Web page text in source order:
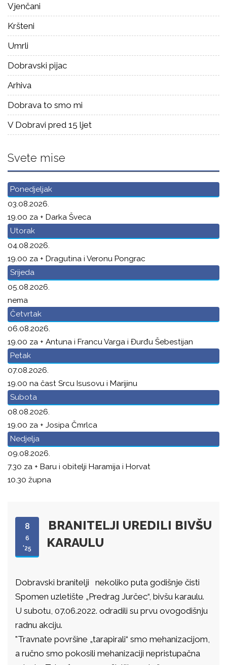
Vjenčani
Kršteni
Umrli
Dobravski pijac
Arhiva
Dobrava to smo mi
V Dobravi pred 15 ljet
Svete mise
Ponedjeljak
03.08.2026.
19.00 za + Darka Šveca
Utorak
04.08.2026.
19.00 za + Dragutina i Veronu Pongrac
Srijeda
05.08.2026.
nema
Četvrtak
06.08.2026.
19.00 za + Antuna i Francu Varga i Đurđu Šebestijan
Petak
07.08.2026.
19.00 na čast Srcu Isusovu i Marijinu
Subota
08.08.2026.
19.00 za + Josipa Čmrlca
Nedjelja
09.08.2026.
7.30 za + Baru i obitelji Haramija i Horvat
10.30 župna
8
6
'25
BRANITELJI UREDILI BIVŠU
KARAULU
Dobravski branitelji nekoliko puta godišnje čisti
Spomen uzletište „Predrag Jurčec“, bivšu karaulu.
U subotu, 07.06.2022. odradili su prvu ovogodišnju
radnu akciju.
"Travnate površine „tarapirali“ smo mehanizacijom,
a ručno smo pokosili mehanizaciji nepristupačna